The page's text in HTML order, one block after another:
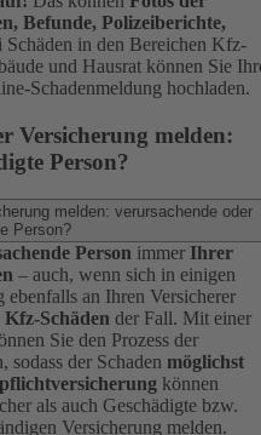
Befunde, Polizeiberichte,
Schäden in den Bereichen Kfz-
und Hausrat können Sie
Schadenmeldung hochladen.
Versicherung melden:
Person?
melden: verursachende oder
Person?
Person immer Ihrer
– auch, wenn sich in einigen
ebenfalls an Ihren Versicherer
Kfz-Schäden der Fall. Mit einer
Sie den Prozess der
sodass der Schaden möglichst
können
als auch Geschädigte bzw.
Versicherung melden.